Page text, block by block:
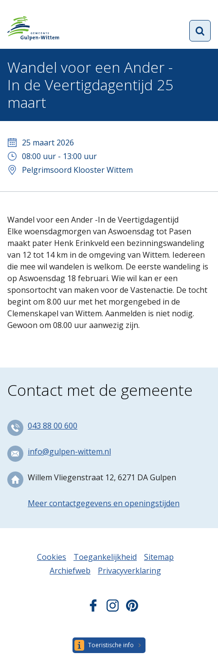
Wandel voor een Ander -
In de Veertigdagentijd 25
maart
25 maart 2026
08:00 uur - 13:00 uur
Pelgrimsoord Klooster Wittem
Wandel voor een Ander -In de Veertigdagentijd
Elke woensdagmorgen van Aswoensdag tot Pasen
maakt pater Henk Erinkveld een bezinningswandeling
van 12 tot 14 km in de omgeving van Wittem. Iedereen
die mee wil wandelen is welkom. De eerste wandeling is
op Aswoensdag 18 februari. Wie wil kan er een
sponsortocht van maken voor de Vastenactie. De tocht
begint om 8.00 uur met het morgengebed in de
Clemenskapel van Wittem. Aanmelden is niet nodig.
Gewoon om 08.00 uur aanwezig zijn.
Contact met de gemeente
043 88 00 600
info@gulpen-wittem.nl
Willem Vliegenstraat 12, 6271 DA Gulpen
Meer contactgegevens en openingstijden
Cookies Toegankelijkheid
Sitemap
Archiefweb
Privacyverklaring
Toeristische info